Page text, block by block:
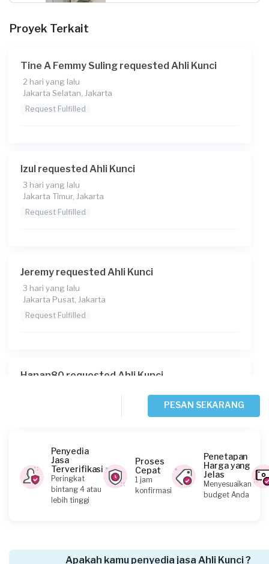
Proyek Terkait
Tine A Femmy Suling requested Ahli Kunci
2 hari yang lalu
Jakarta Selatan, Jakarta
Request Fulfilled
Izul requested Ahli Kunci
3 hari yang lalu
Jakarta Timur, Jakarta
Request Fulfilled
Jeremy requested Ahli Kunci
3 hari yang lalu
Jakarta Pusat, Jakarta
Request Fulfilled
Hanan80 requested Ahli Kunci
Euis Novita requested Ahli Kunci
3 hari yang lalu
Jakarta Pusat, Jakarta
PESAN SEKARANG
Penyedia
Jasa
Terverifikasi
Peringkat
bintang 4 atau
lebih tinggi
Proses
Cepat
1 jam
konfirmasi
Penetapan
Harga yang
Jelas
Menyesuaikan
budget Anda
Apakah kamu penyedia jasa Ahli Kunci ?